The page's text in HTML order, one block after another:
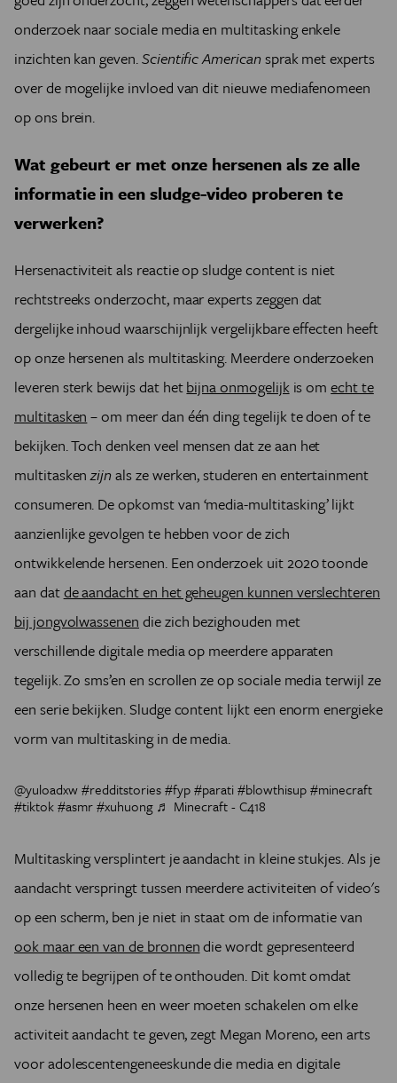
onderzoek naar sociale media en multitasking enkele
inzichten kan geven.Scientific Americansprak met experts
over de mogelijke invloed van dit nieuwe mediafenomeen
op ons brein.
Wat gebeurt er met onze hersenen als ze alle
informatie in een sludge-video proberen te
verwerken?
Hersenactiviteit als reactie op sludge content is niet
rechtstreeks onderzocht, maar experts zeggen dat
dergelijke inhoud waarschijnlijk vergelijkbare effecten heeft
op onze hersenen als multitasking. Meerdere onderzoeken
leveren sterk bewijs dat hetbijna onmogelijkis omecht te
multitasken – om meer dan één ding tegelijk te doen of te
bekijken. Toch denken veel mensen dat ze aan het
multitaskenzijnals ze werken, studeren en entertainment
consumeren. De opkomst van ‘media-multitasking’ lijkt
aanzienlijke gevolgen te hebben voor de zich
ontwikkelende hersenen. Een onderzoek uit 2020 toonde
aan datde aandacht en het geheugen kunnen verslechteren
bij jongvolwassenen die zich bezighouden met
verschillende digitale media op meerdere apparaten
tegelijk. Zo sms’en en scrollen ze op sociale media terwijl ze
een serie bekijken. Sludge content lijkt een enorm energieke
vorm van multitasking in de media.
@yuloadxw#redditstories#fyp#parati#blowthisup#minecraft
#tiktok#asmr#xuhuong ♬ Minecraft - C418
Multitasking versplintert je aandacht in kleine stukjes. Als je
aandacht verspringt tussen meerdere activiteiten of video's
op een scherm, ben je niet in staat om de informatie van
ook maar een van de bronnendie wordt gepresenteerd
volledig te begrijpen of te onthouden. Dit komt omdat
onze hersenen heen en weer moeten schakelen om elke
activiteit aandacht te geven, zegt Megan Moreno, een arts
voor adolescentengeneeskunde die media en digitale